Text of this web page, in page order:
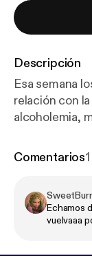
Descripción
Esa semana
relación con
alcoholemia,
provocó que
Podimo.
nada.
Comentarios1
Echamos
vuelvaaa